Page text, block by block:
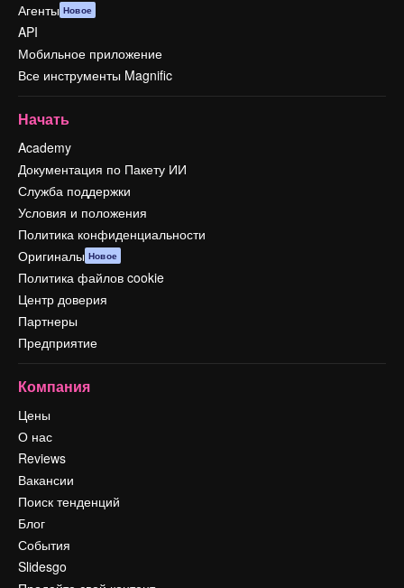
Агенты Новое
API
Мобильное приложение
Все инструменты Magnific
Начать
Academy
Документация по Пакету ИИ
Служба поддержки
Условия и положения
Политика конфиденциальности
Оригиналы Новое
Политика файлов cookie
Центр доверия
Партнеры
Предприятие
Компания
Цены
О нас
Reviews
Вакансии
Поиск тенденций
Блог
События
Slidesgo